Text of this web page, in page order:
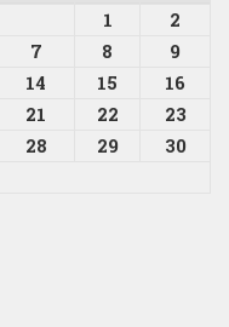
1
2
7 8
9
14 15
16
21 22
23
28 29
30